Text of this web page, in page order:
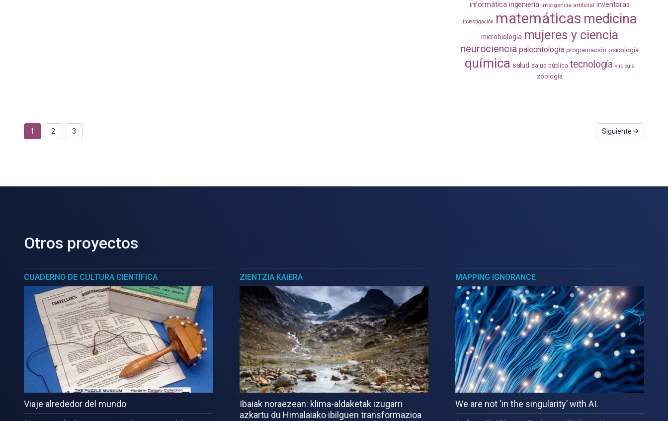
Siguiente
1 2 3
informática ingeniería inteligencia artificial inventoras
investigación matemáticas medicina
microbiología mujeres y ciencia
neurociencia paleontología programación psicología
química salud salud pública tecnología virología
zoología
Otros proyectos
CUADERNO DE CULTURA CIENTÍFICA
Viaje alrededor del mundo
ZIENTZIA KAIERA
Ibaiak noraezean: klima-aldaketak izugarri
azkartu du Himalaiako ibilguen transformazioa
MAPPING IGNORANCE
We are not ‘in the singularity’ with AI.